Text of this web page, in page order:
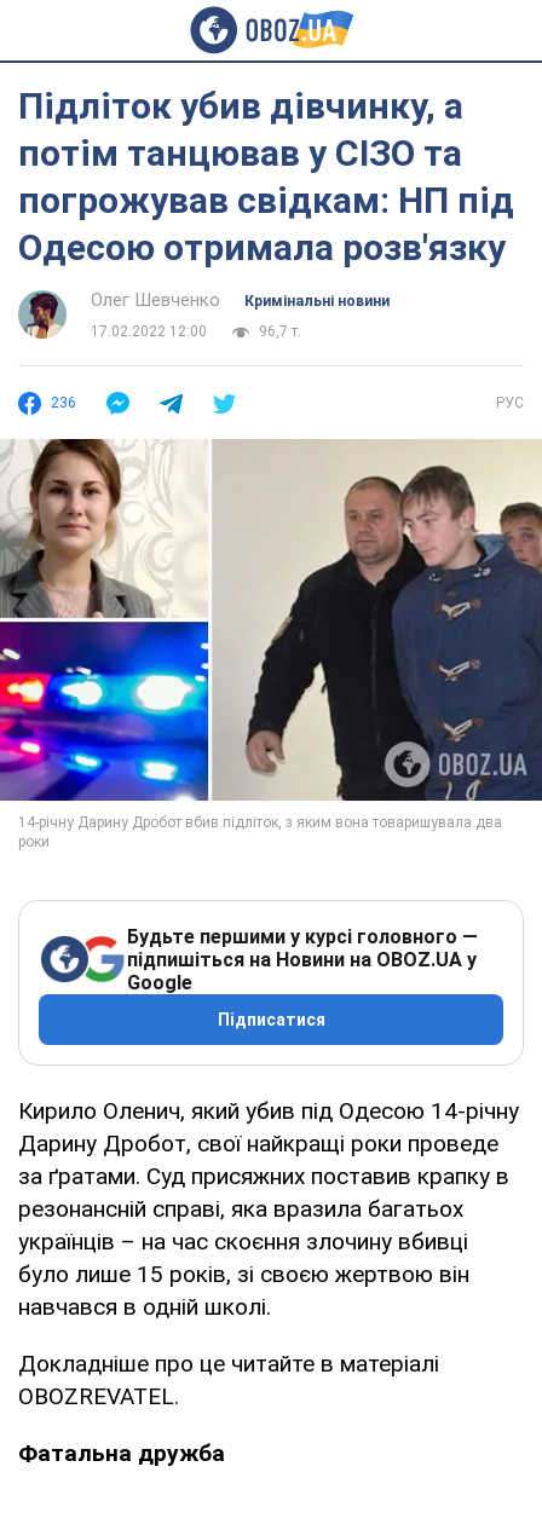
Підліток убив дівчинку, а
потім танцював у СІЗО та
погрожував свідкам: НП під
Одесою отримала розв'язку
Олег Шевченко
Кримінальні новини
17.02.2022 12:00
96,7 т.
236 РУС
Будьте першими у курсі головного —
підпишіться на Новини на OBOZ.UA у
Google
Підписатися
Кирило Оленич, який убив під Одесою 14-річну
Дарину Дробот, свої найкращі роки проведе
за ґратами. Суд присяжних поставив крапку в
резонансній справі, яка вразила багатьох
українців – на час скоєння злочину вбивці
було лише 15 років, зі своєю жертвою він
навчався в одній школі.
Докладніше про це читайте в матеріалі
OBOZREVATEL.
Фатальна дружба